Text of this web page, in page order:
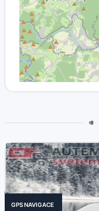
GPS NAVIGACE